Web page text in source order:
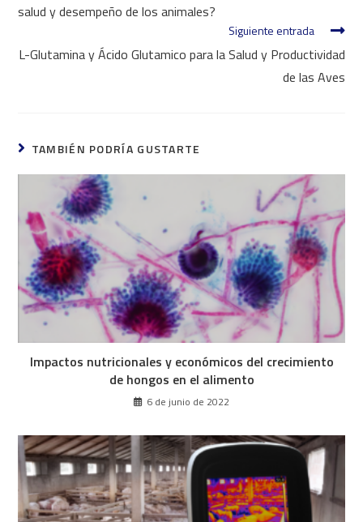
salud y desempeño de los animales?
Siguiente entrada
L-Glutamina y Ácido Glutamico para la Salud y Productividad
de las Aves
TAMBIÉN PODRÍA GUSTARTE
Impactos nutricionales y económicos del crecimiento
de hongos en el alimento
6 de junio de 2022